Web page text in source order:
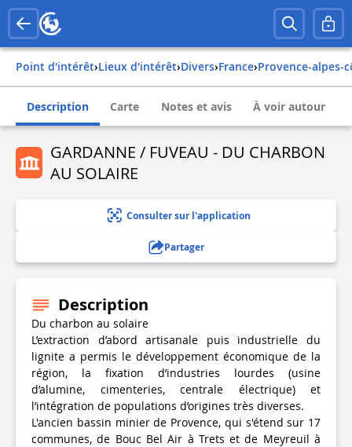
Point d'intérêt› Lieux d'intérêt› Divers› france› provence-alpes-
Description Carte Notes et avis À voir autour
GARDANNE / FUVEAU - DU CHARBON
AU SOLAIRE
Consulter sur l'application
Partager
Description
Du charbon au solaire
L’extraction d’abord artisanale puis industrielle du
lignite a permis le développement économique de la
région, la fixation d’industries lourdes (usine
d’alumine, cimenteries, centrale électrique) et
l’intégration de populations d’origines très diverses.
L'ancien bassin minier de Provence, qui s'étend sur 17
communes, de Bouc Bel Air à Trets et de Meyreuil à